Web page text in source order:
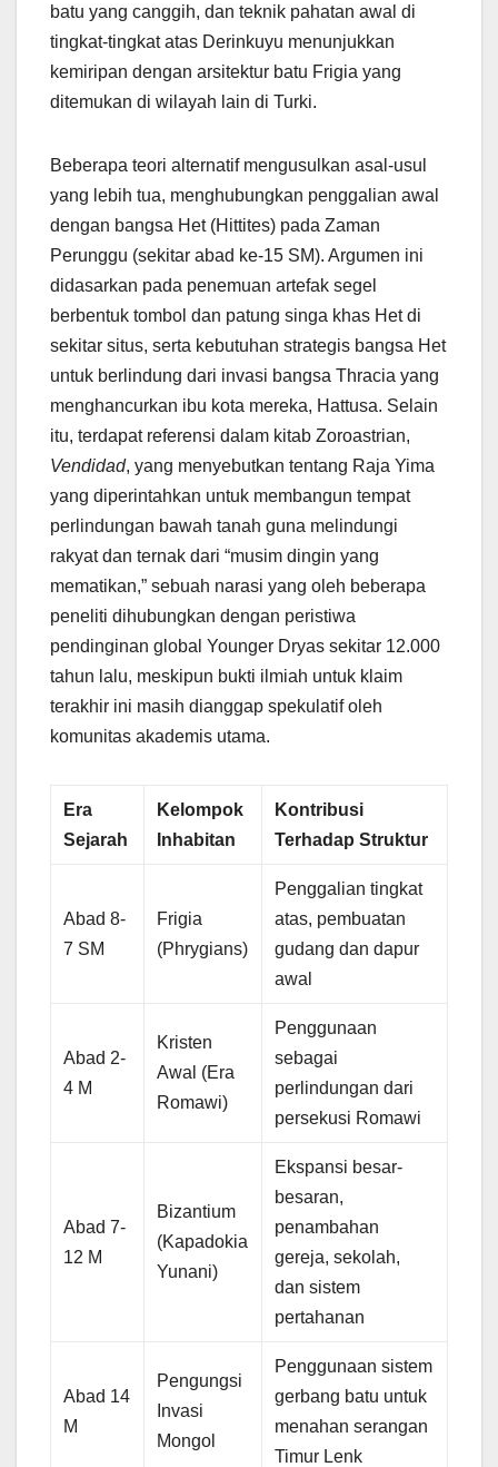
batu yang canggih, dan teknik pahatan awal di
tingkat-tingkat atas Derinkuyu menunjukkan
kemiripan dengan arsitektur batu Frigia yang
ditemukan di wilayah lain di Turki.
Beberapa teori alternatif mengusulkan asal-usul
yang lebih tua, menghubungkan penggalian awal
dengan bangsa Het (Hittites) pada Zaman
Perunggu (sekitar abad ke-15 SM). Argumen ini
didasarkan pada penemuan artefak segel
berbentuk tombol dan patung singa khas Het di
sekitar situs, serta kebutuhan strategis bangsa Het
untuk berlindung dari invasi bangsa Thracia yang
menghancurkan ibu kota mereka, Hattusa. Selain
itu, terdapat referensi dalam kitab Zoroastrian,
Vendidad, yang menyebutkan tentang Raja Yima
yang diperintahkan untuk membangun tempat
perlindungan bawah tanah guna melindungi
rakyat dan ternak dari “musim dingin yang
mematikan,” sebuah narasi yang oleh beberapa
peneliti dihubungkan dengan peristiwa
pendinginan global Younger Dryas sekitar 12.000
tahun lalu, meskipun bukti ilmiah untuk klaim
terakhir ini masih dianggap spekulatif oleh
komunitas akademis utama.
Era
Sejarah
Kelompok
Inhabitan
Kontribusi
Terhadap Struktur
Abad 8-
7 SM
Frigia
(Phrygians)
Penggalian tingkat
atas, pembuatan
gudang dan dapur
awal
Abad 2-
4 M
Kristen
Awal (Era
Romawi)
Penggunaan
sebagai
perlindungan dari
persekusi Romawi
Abad 7-
12 M
Bizantium
(Kapadokia
Yunani)
Ekspansi besar-
besaran,
penambahan
gereja, sekolah,
dan sistem
pertahanan
Abad 14
M
Pengungsi
Invasi
Mongol
Penggunaan sistem
gerbang batu untuk
menahan serangan
Timur Lenk